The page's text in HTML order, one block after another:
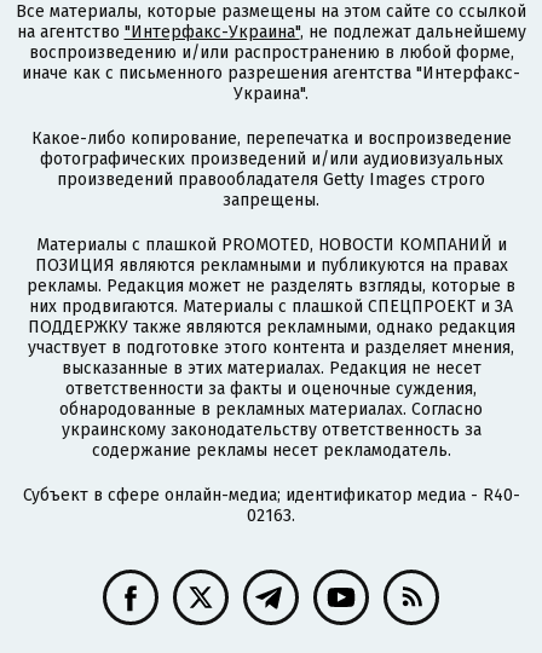
Все материалы, которые размещены на этом сайте со ссылкой
на агентство "Интерфакс-Украина", не подлежат дальнейшему
воспроизведению и/или распространению в любой форме,
иначе как с письменного разрешения агентства "Интерфакс-
Украина".
Какое-либо копирование, перепечатка и воспроизведение
фотографических произведений и/или аудиовизуальных
произведений правообладателя Getty Images строго
запрещены.
Материалы с плашкой PROMOTED, НОВОСТИ КОМПАНИЙ и
ПОЗИЦИЯ являются рекламными и публикуются на правах
рекламы. Редакция может не разделять взгляды, которые в
них продвигаются. Материалы с плашкой СПЕЦПРОЕКТ и ЗА
ПОДДЕРЖКУ также являются рекламными, однако редакция
участвует в подготовке этого контента и разделяет мнения,
высказанные в этих материалах. Редакция не несет
ответственности за факты и оценочные суждения,
обнародованные в рекламных материалах. Согласно
украинскому законодательству ответственность за
содержание рекламы несет рекламодатель.
Субъект в сфере онлайн-медиа; идентификатор медиа - R40-
02163.